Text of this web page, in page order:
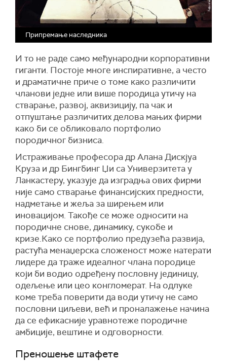
Припремање наследника
И то не раде само међународни корпоративни
гиганти. Постоје многе инспиративне, а често
и драматичне приче о томе како различити
чланови једне или више породица утичу на
стварање, развој, аквизицију, па чак и
отпуштање различитих делова мањих фирми
како би се обликовало портфолио
породичног бизниса.
Истраживање професора др Алана Дискјуа
Круза и др Бингбинг Џи са Универзитета у
Ланкастеру, указује да изградња ових фирми
није само стварање финансијских предности,
надметање и жеља за ширењем или
иновацијом. Такође се може односити на
породичне снове, динамику, сукобе и
кризе.Како се портфолио предузећа развија,
растућа менаџерска сложеност може натерати
лидере да траже идеалног члана породице
који би водио одређену пословну јединицу,
одељење или цео конгломерат. На одлуке
коме треба поверити да води утичу не само
пословни циљеви, већ и проналажење начина
да се ефикасније уравнотеже породичне
амбиције, вештине и одговорности.
Преношење штафете